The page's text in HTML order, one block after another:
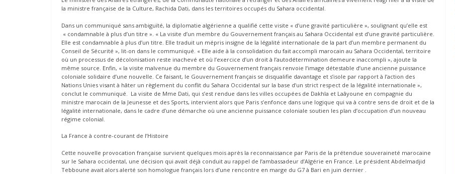
la ministre française de la Culture, Rachida Dati, dans les territoires occupés du Sahara occidental.
Dans un communiqué sans ambiguïté, la diplomatie algérienne a qualifié cette visite « d’une gravité particulière », soulignant qu’elle est
« condamnable à plus d’un titre ». « La visite d’un membre du Gouvernement français au Sahara Occidental est d’une gravité particulière.
Elle est condamnable à plus d’un titre. Elle traduit un mépris insigne de la légalité internationale de la part d’un membre permanent du
Conseil de Sécurité », lit-on dans le communiqué. « Elle aide à la consolidation du fait accompli marocain au Sahara Occidental, territoire
où un processus de décolonisation reste inachevé et où l’exercice d’un droit à l’autodétermination demeure inaccompli », ajoute la
même source. Enfin, « la visite malvenue du membre du Gouvernement français renvoie l’image détestable d’une ancienne puissance
coloniale solidaire d’une nouvelle. Ce faisant, le Gouvernement français se disqualifie davantage et s’isole par rapport à l’action des
Nations Unies visant à hâter un règlement du conflit du Sahara Occidental sur la base d’un strict respect de la légalité internationale »,
conclut le communiqué. La visite de Mme Dati, qui s’est rendue dans les villes occupées de Dakhla et Laâyoune en compagnie du
ministre marocain de la Jeunesse et des Sports, intervient alors que Paris s’enfonce dans une logique qui va à contre sens de droit et de la
légalité internationale, dans le cadre d’une démarche où une ancienne puissance coloniale soutien les plan d’occupation d’un nouveau
régime colonial.
La France à contre-courant de l’Histoire
Cette nouvelle provocation française survient quelques mois après la reconnaissance par Paris de la prétendue souveraineté marocaine
sur le Sahara occidental, une décision qui avait déjà conduit au rappel de l’ambassadeur d’Algérie en France. Le président Abdelmadjid
Tebboune avait alors alerté son homologue français lors d’une rencontre en marge du G7 à Bari en juin dernier .